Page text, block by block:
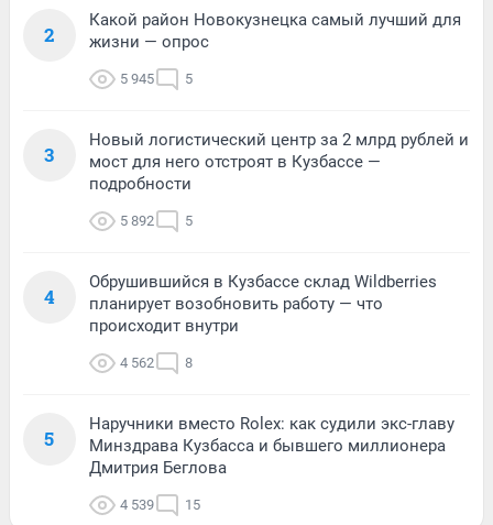
2
Какой район Новокузнецка самый лучший для
жизни — опрос
5 945 5
3
Новый логистический центр за 2 млрд рублей и
мост для него отстроят в Кузбассе —
подробности
5 892 5
4
Обрушившийся в Кузбассе склад Wildberries
планирует возобновить работу — что
происходит внутри
4 562 8
5
Наручники вместо Rolex: как судили экс-главу
Минздрава Кузбасса и бывшего миллионера
Дмитрия Беглова
4 539 15